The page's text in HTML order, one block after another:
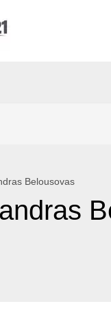
Belousovas